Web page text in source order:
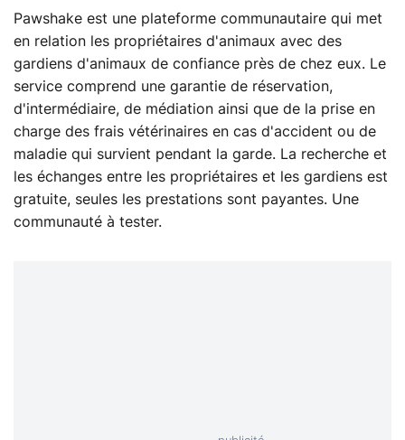
Pawshake est une plateforme communautaire qui met
en relation les propriétaires d'animaux avec des
gardiens d'animaux de confiance près de chez eux. Le
service comprend une garantie de réservation,
d'intermédiaire, de médiation ainsi que de la prise en
charge des frais vétérinaires en cas d'accident ou de
maladie qui survient pendant la garde. La recherche et
les échanges entre les propriétaires et les gardiens est
gratuite, seules les prestations sont payantes. Une
communauté à tester.